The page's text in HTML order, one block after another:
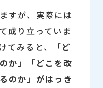
すが、実際には
成り立っていま
てみると、
「ど
か」「どこを改
のか」がはっき